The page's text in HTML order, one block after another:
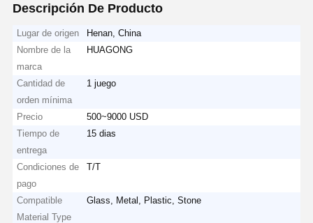
Descripción De Producto
Lugar de origen
Henan, China
Nombre de la
marca
HUAGONG
Cantidad de
orden mínima
1 juego
Precio
500~9000 USD
Tiempo de
entrega
15 dias
Condiciones de
pago
T/T
Compatible
Material Type
Glass, Metal, Plastic, Stone